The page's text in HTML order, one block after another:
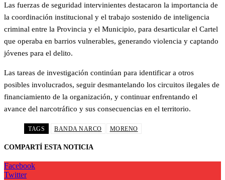
Las fuerzas de seguridad intervinientes destacaron la importancia de
la coordinación institucional y el trabajo sostenido de inteligencia
criminal entre la Provincia y el Municipio, para desarticular el Cartel
que operaba en barrios vulnerables, generando violencia y captando
jóvenes para el delito.
Las tareas de investigación continúan para identificar a otros
posibles involucrados, seguir desmantelando los circuitos ilegales de
financiamiento de la organización, y continuar enfrentando el
avance del narcotráfico y sus consecuencias en el territorio.
TAGS BANDA NARCO MORENO
COMPARTÍ ESTA NOTICIA
Facebook
Twitter